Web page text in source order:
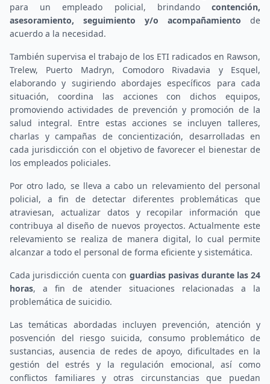
para un empleado policial, brindando
contención,
asesoramiento, seguimiento y/o acompañamiento de
acuerdo a la necesidad.
También supervisa el trabajo de los ETI radicados en Rawson,
Trelew, Puerto Madryn, Comodoro Rivadavia y Esquel,
elaborando y sugiriendo abordajes específicos para cada
situación, coordina las acciones con dichos equipos,
promoviendo actividades de prevención y promoción de la
salud integral. Entre estas acciones se incluyen talleres,
charlas y campañas de concientización, desarrolladas en
cada jurisdicción con el objetivo de favorecer el bienestar de
los empleados policiales.
Por otro lado, se lleva a cabo un relevamiento del personal
policial, a fin de detectar diferentes problemáticas que
atraviesan, actualizar datos y recopilar información que
contribuya al diseño de nuevos proyectos. Actualmente este
relevamiento se realiza de manera digital, lo cual permite
alcanzar a todo el personal de forma eficiente y sistemática.
Cada jurisdicción cuenta con guardias pasivas durante las 24
horas, a fin de atender situaciones relacionadas a la
problemática de suicidio.
Las temáticas abordadas incluyen prevención, atención y
posvención del riesgo suicida, consumo problemático de
sustancias, ausencia de redes de apoyo, dificultades en la
gestión del estrés y la regulación emocional, así como
conflictos familiares y otras circunstancias que puedan